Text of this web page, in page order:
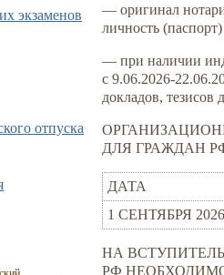
экзаменов
отпуска
— оригинал
личность
— при наличии
с 9.06.2026-
докладов, тезисов
ДЛЯ ГРАЖДАН
ДАТА
1 СЕНТЯБРЯ
НА
РФ